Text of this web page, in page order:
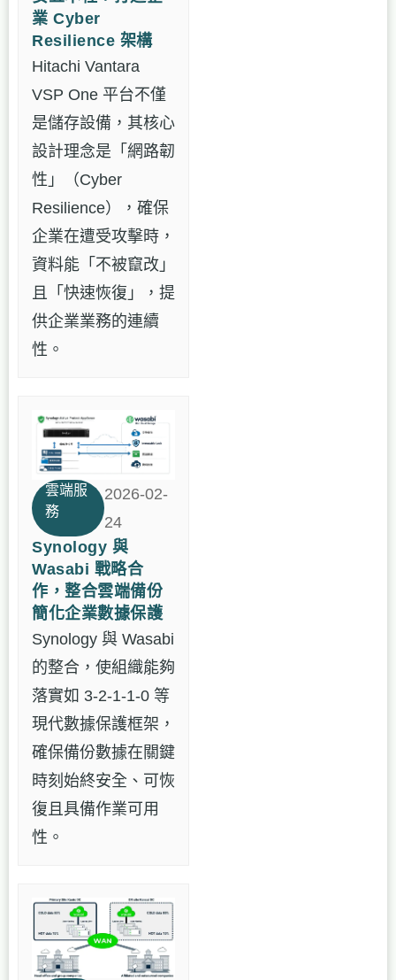
業 Cyber
Resilience 架構
Hitachi Vantara
VSP One 平台不僅
是儲存設備，其核心
設計理念是「網路韌
性」（Cyber
Resilience），確保
企業在遭受攻擊時，
資料能「不被竄改」
且「快速恢復」，提
供企業業務的連續
性。
雲端服
務
2026-02-
24
Synology 與
Wasabi 戰略合
作，整合雲端備份
簡化企業數據保護
Synology 與 Wasabi
的整合，使組織能夠
落實如 3-2-1-1-0 等
現代數據保護框架，
確保備份數據在關鍵
時刻始終安全、可恢
復且具備作業可用
性。